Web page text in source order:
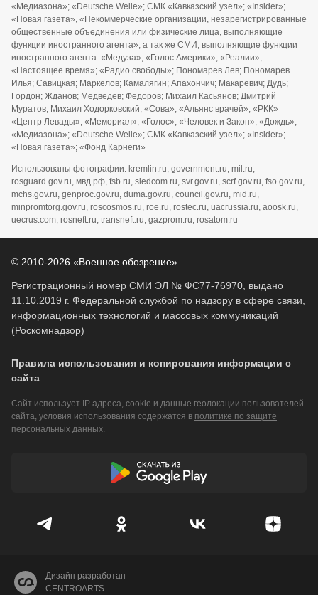
«Медиазона»; «Deutsche Welle»; СМК «Кавказский узел»; «Insider»;
«Новая газета», «Некоммерческие организации, незарегистрированные
общественные объединения или физические лица, выполняющие
функции иностранного агента», а так же СМИ, выполняющие функции
иностранного агента: «Медуза»; «Голос Америки»; «Реалии»;
«Настоящее время»; «Радио свободы»; Пономарев Лев; Пономарев
Илья; Савицкая; Маркелов; Камалягин; Апахончич; Макаревич; Дудь;
Гордон; Жданов; Медведев; Федоров; Михаил Касьянов; Дмитрий
Муратов; Михаил Ходорковский; «Сова»; «Альянс врачей»; «РКК»
«Центр Левады»; «Мемориал»; «Голос»; «Человек и Закон»; «Дождь»;
«Медиазона»; «Deutsche Welle»; СМК «Кавказский узел»; «Insider»;
«Новая газета»; «Фонд Карнеги»
Использованы фотографии: kremlin.ru, government.ru, mil.ru,
rosguard.gov.ru, мвд.рф, fsb.ru, sledcom.ru, svr.gov.ru, scrf.gov.ru, fso.gov.ru,
mchs.gov.ru, genproc.gov.ru, duma.gov.ru, council.gov.ru, mid.ru,
minpromtorg.gov.ru, roscosmos.ru, roe.ru, rostec.ru, uacrussia.ru, aoosk.ru,
uecrus.com, rosneft.ru, transneft.ru, gazprom.ru, rosatom.ru
© 2010-2026 «Военное обозрение»
Регистрационный номер СМИ ЭЛ № ФС77-76970, выдано
11.10.2019 г. Федеральной службой по надзору в сфере связи,
информационных технологий и массовых коммуникаций
(Роскомнадзор)
Правила использования и копирования информации с
сайта
Сайт использует IP адреса, cookie и данные геолокации пользователей
сайта, условия использования содержатся в политике по защите
персональных данных.
Дизайн разработан
CENTROARTS